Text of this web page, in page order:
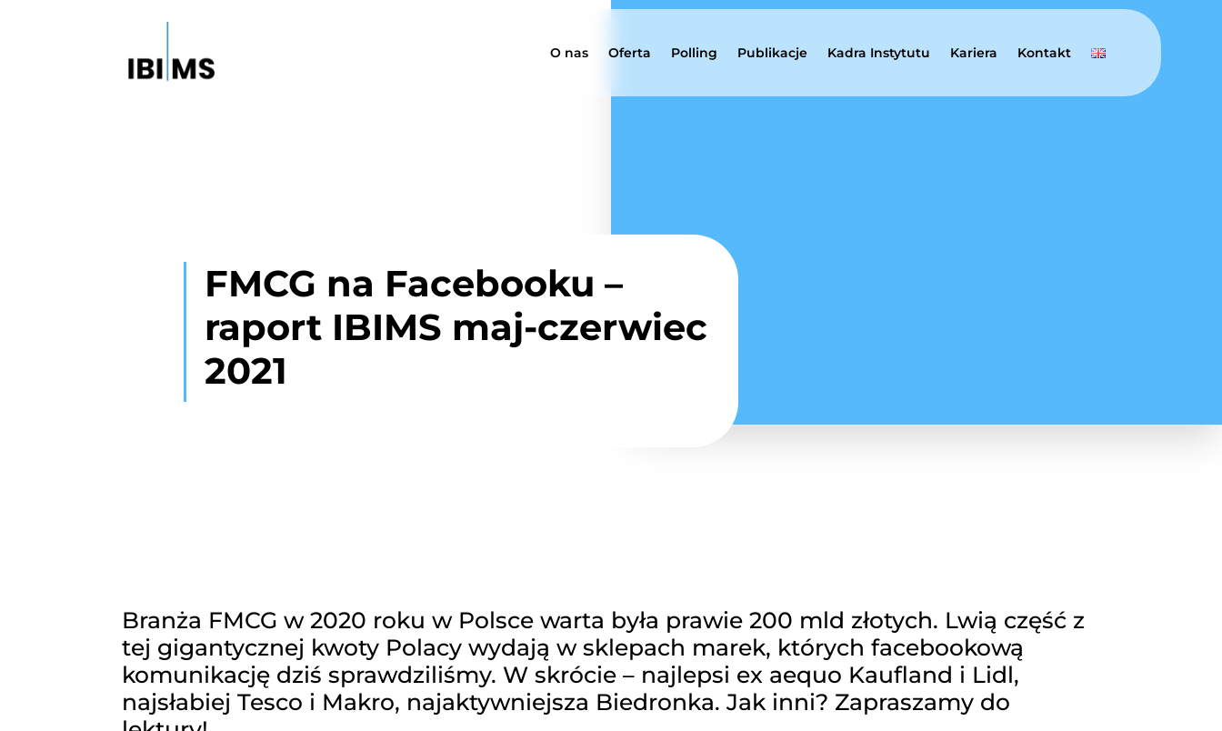
O nas Oferta Polling Publikacje Kadra Instytutu Kariera Kontakt
FMCG na Facebooku –
raport IBIMS maj-czerwiec
2021
Branża FMCG w 2020 roku w Polsce warta była prawie 200 mld złotych. Lwią część z
tej gigantycznej kwoty Polacy wydają w sklepach marek, których facebookową
komunikację dziś sprawdziliśmy. W skrócie – najlepsi ex aequo Kaufland i Lidl,
najsłabiej Tesco i Makro, najaktywniejsza Biedronka. Jak inni? Zapraszamy do